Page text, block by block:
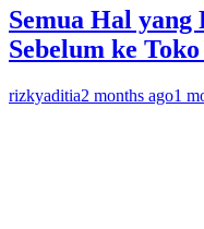
Semua Hal
Sebelum ke
rizkyaditia2 months ago1